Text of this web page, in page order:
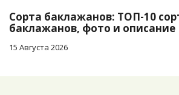
Сорта баклажанов: ТОП-10
баклажанов, фото и описание
15 Августа 2026